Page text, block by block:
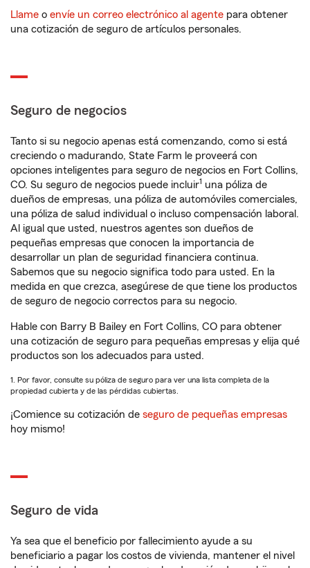
Llame o envíe un correo electrónico al agente para obtener
una cotización de seguro de artículos personales.
Seguro de negocios
Tanto si su negocio apenas está comenzando, como si está
creciendo o madurando, State Farm le proveerá con
opciones inteligentes para seguro de negocios en Fort Collins,
CO. Su seguro de negocios puede incluir1 una póliza de
dueños de empresas, una póliza de automóviles comerciales,
una póliza de salud individual o incluso compensación laboral.
Al igual que usted, nuestros agentes son dueños de
pequeñas empresas que conocen la importancia de
desarrollar un plan de seguridad financiera continua.
Sabemos que su negocio significa todo para usted. En la
medida en que crezca, asegúrese de que tiene los productos
de seguro de negocio correctos para su negocio.
Hable con Barry B Bailey en Fort Collins, CO para obtener
una cotización de seguro para pequeñas empresas y elija qué
productos son los adecuados para usted.
1. Por favor, consulte su póliza de seguro para ver una lista completa de la
propiedad cubierta y de las pérdidas cubiertas.
¡Comience su cotización de seguro de pequeñas empresas
hoy mismo!
Seguro de vida
Ya sea que el beneficio por fallecimiento ayude a su
beneficiario a pagar los costos de vivienda, mantener el nivel